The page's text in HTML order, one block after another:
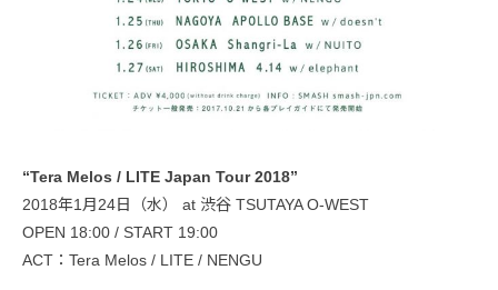
“Tera Melos / LITE Japan Tour 2018”
2018年1月24日（水） at 渋谷 TSUTAYA O-WEST
OPEN 18:00 / START 19:00
ACT：Tera Melos / LITE / NENGU